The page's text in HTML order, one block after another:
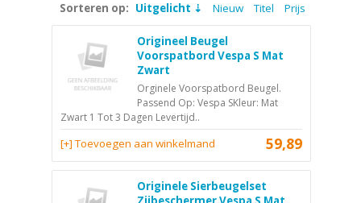
Sorteren op: Uitgelicht Nieuw Titel Prijs
Origineel Beugel
Voorspatbord Vespa S Mat
Zwart
Orginele Voorspatbord Beugel.
Passend Op: Vespa SKleur: Mat
Zwart 1 Tot 3 Dagen Levertijd..
59,89
[+] Toevoegen aan winkelmand
Originele Sierbeugelset